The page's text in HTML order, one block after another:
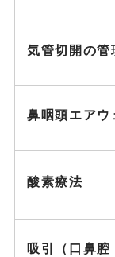
気管切開の管
鼻咽頭エアウ
酸素療法
吸引（口鼻腔